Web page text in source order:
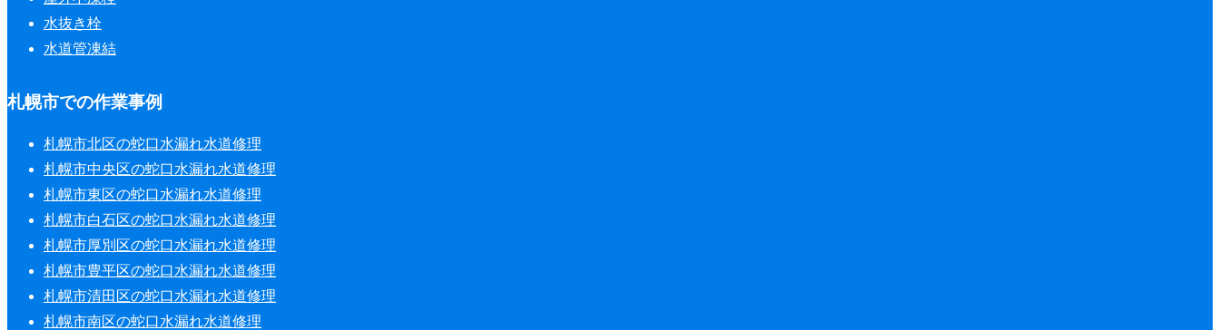
水抜き栓
水道管凍結
札幌市での作業事例
札幌市北区の蛇口水漏れ水道修理
札幌市中央区の蛇口水漏れ水道修理
札幌市東区の蛇口水漏れ水道修理
札幌市白石区の蛇口水漏れ水道修理
札幌市厚別区の蛇口水漏れ水道修理
札幌市豊平区の蛇口水漏れ水道修理
札幌市清田区の蛇口水漏れ水道修理
札幌市南区の蛇口水漏れ水道修理